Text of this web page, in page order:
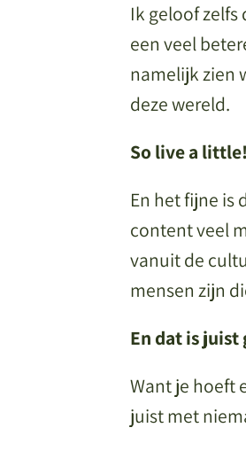
Ik geloof
een veel
namelijk zien
deze wereld.
So live a little!
En het fijne is
content veel
vanuit de
mensen zijn
En dat is
Want je hoeft
juist met